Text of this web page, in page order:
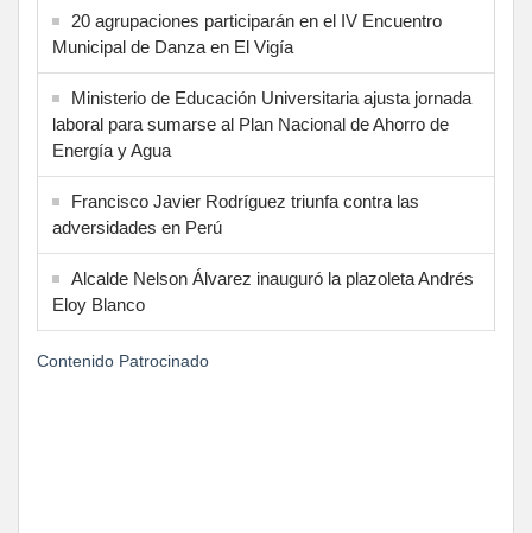
20 agrupaciones participarán en el IV Encuentro
Municipal de Danza en El Vigía
Ministerio de Educación Universitaria ajusta jornada
laboral para sumarse al Plan Nacional de Ahorro de
Energía y Agua
Francisco Javier Rodríguez triunfa contra las
adversidades en Perú
Alcalde Nelson Álvarez inauguró la plazoleta Andrés
Eloy Blanco
Contenido Patrocinado